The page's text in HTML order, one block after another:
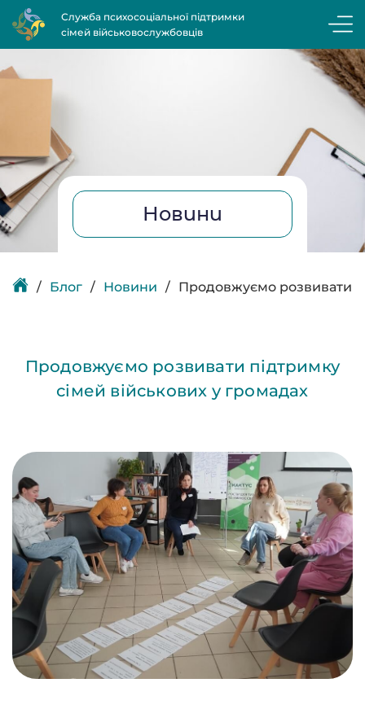
Служба психосоціальної підтримки
сімей військовослужбовців
Новини
Блог Новини Продовжуємо розвивати
Продовжуємо розвивати підтримку
сімей військових у громадах